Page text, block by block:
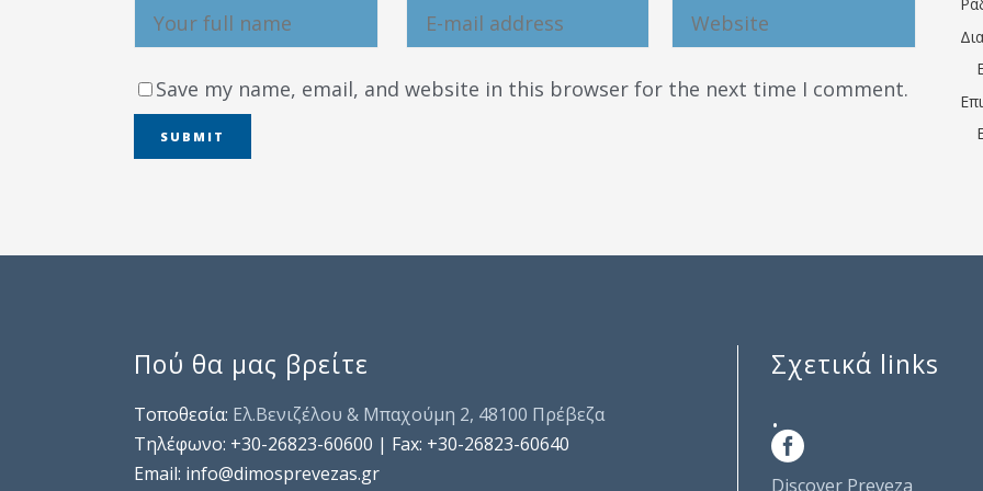
Save my name, email, and website in this browser for the next time I comment.
Πού θα μας βρείτε
Τοποθεσία: Ελ.Βενιζέλου & Μπαχούμη 2, 48100 Πρέβεζα
Τηλέφωνo: +30-26823-60600 | Fax: +30-26823-60640
Email: info@dimosprevezas.gr
Σχετικά links
.
Discover Preveza